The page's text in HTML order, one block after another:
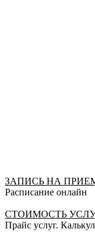
ситуацию.
огромное
ЗАПИСЬ НА
Расписание онлайн
СТОИМОСТЬ
Прайс услуг.